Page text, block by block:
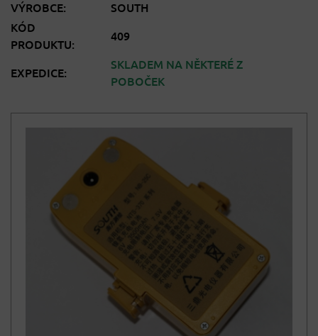
VÝROBCE:
SOUTH
KÓD
PRODUKTU:
409
EXPEDICE:
SKLADEM NA NĚKTERÉ Z
POBOČEK